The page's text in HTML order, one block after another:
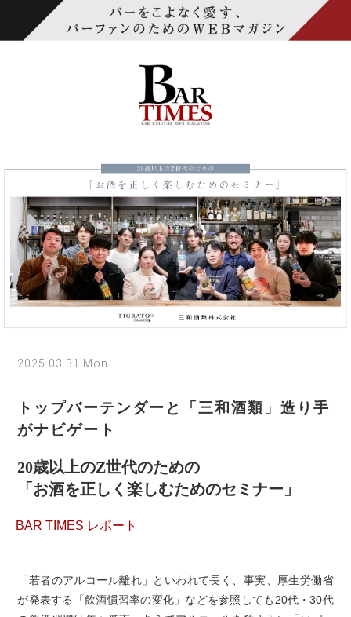
2025.03.31 Mon
トップバーテンダーと「三和酒類」造り手
がナビゲート
20歳以上のZ世代のための
「お酒を正しく楽しむためのセミナー」
BAR TIMES レポート
「若者のアルコール離れ」といわれて長く、事実、厚生労働省
が発表する「飲酒慣習率の変化」などを参照しても20代・30代